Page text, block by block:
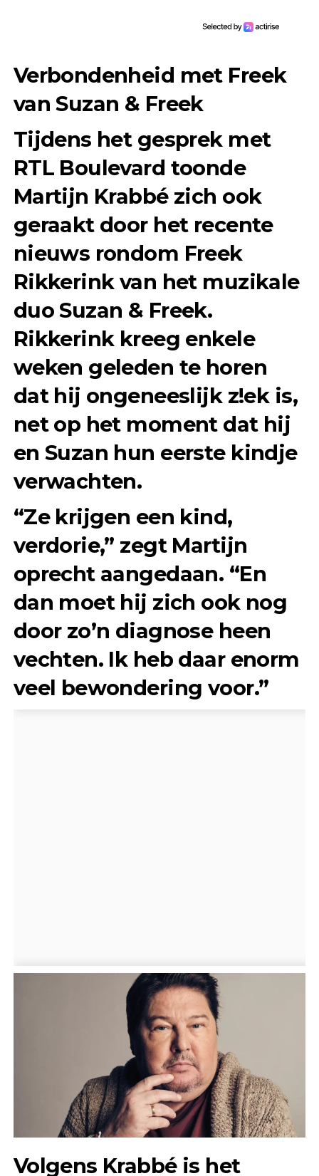
Verbondenheid met Freek
van Suzan & Freek
Tijdens het gesprek met
RTL Boulevard toonde
Martijn Krabbé zich ook
geraakt door het recente
nieuws rondom Freek
Rikkerink van het muzikale
duo Suzan & Freek.
Rikkerink kreeg enkele
weken geleden te horen
dat hij ongeneeslijk z!ek is,
net op het moment dat hij
en Suzan hun eerste kindje
verwachten.
“Ze krijgen een kind,
verdorie,” zegt Martijn
oprecht aangedaan. “En
dan moet hij zich ook nog
door zo’n diagnose heen
vechten. Ik heb daar enorm
veel bewondering voor.”
Volgens Krabbé is het